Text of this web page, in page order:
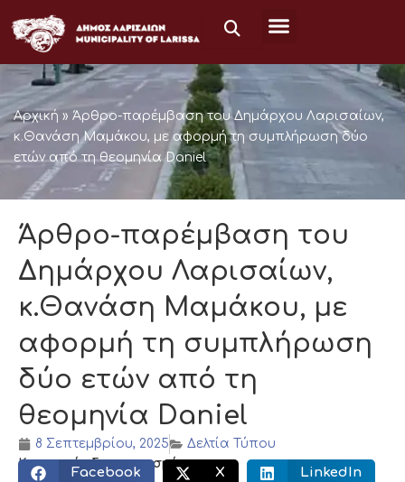
στο
περιεχόμενο
Αρχική » Άρθρο-παρέμβαση του Δημάρχου Λαρισαίων,
κ.Θανάση Μαμάκου, με αφορμή τη συμπλήρωση δύο
ετών από τη θεομηνία Daniel
Άρθρο-παρέμβαση του
Δημάρχου Λαρισαίων,
κ.Θανάση Μαμάκου, με
αφορμή τη συμπλήρωση
δύο ετών από τη
θεομηνία Daniel
8 Σεπτεμβρίου, 2025
Δελτία Τύπου
Κοινωνικός διαμοιρασμός:
Facebook X LinkedIn